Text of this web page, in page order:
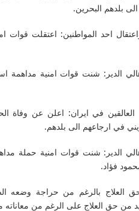
بلدهم البحرين.
احد المواطنين: اعتقلت
الدير: شنت قوات امنية
في ايران: اعلن عن وفاة
في ارجاعهم الى بلدهم.
الدير: شنت قوات امنية حملة
فؤاد.
العلاج بالرغم من حراجة وضعه
من حق العلاج على الرغم من